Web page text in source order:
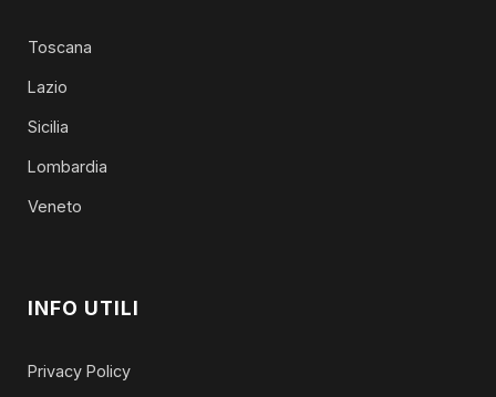
Toscana
Lazio
Sicilia
Lombardia
Veneto
INFO UTILI
Privacy Policy